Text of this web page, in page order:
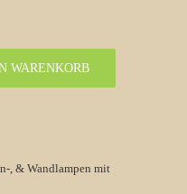
WARENKORB
, & Wandlampen mit